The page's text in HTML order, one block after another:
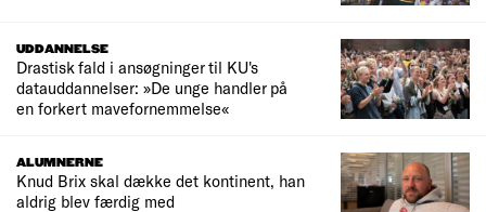
UDDANNELSE
Drastisk fald i ansøgninger til KU's
datauddannelser: »De unge handler på
en forkert mavefornemmelse«
ALUMNERNE
Knud Brix skal dække det kontinent, han
aldrig blev færdig med